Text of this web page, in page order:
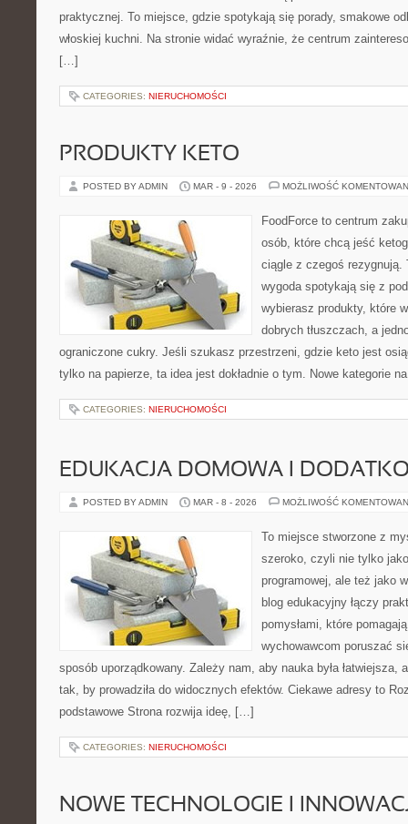
praktycznej. To miejsce, gdzie spotykają się porady, smakowe
włoskiej kuchni. Na stronie widać wyraźnie, że centrum
[…]
CATEGORIES: NIERUCHOMOŚCI
PRODUKTY KETO
POSTED BY ADMIN MAR - 9 - 2026 MOŻLIWOŚĆ
FoodForce to centrum
osób, które chcą jeść
ciągle z czegoś rezygnują.
wygoda spotykają się z
wybierasz produkty, które
dobrych tłuszczach, a
ograniczone cukry. Jeśli szukasz przestrzeni, gdzie keto jest
tylko na papierze, ta idea jest dokładnie o tym. Nowe kategorie
CATEGORIES: NIERUCHOMOŚCI
EDUKACJA DOMOWA I
POSTED BY ADMIN MAR - 8 - 2026 MOŻLIWOŚĆ
To miejsce stworzone z
szeroko, czyli nie tylko
programowej, ale też jako
blog edukacyjny łączy
pomysłami, które
wychowawcom poruszać
sposób uporządkowany. Zależy nam, aby nauka była łatwiejsza,
tak, by prowadziła do widocznych efektów. Ciekawe adresy to
podstawowe Strona rozwija ideę, […]
CATEGORIES: NIERUCHOMOŚCI
NOWE TECHNOLOGIE I